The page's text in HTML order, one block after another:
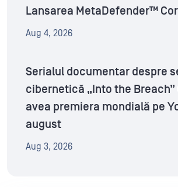
Lansarea MetaDefender™
Aug 4, 2026
Serialul documentar despre
cibernetică „Into the Breach”
avea premiera mondială pe
august
Aug 3, 2026